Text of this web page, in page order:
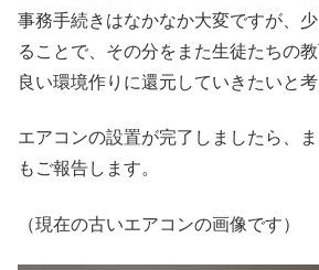
事務手続きはなかなか大変ですが、
ることで、その分をまた生徒たちの
良い環境作りに還元していきたいと考
エアコンの設置が完了しましたら、
もご報告します。
（現在の古いエアコンの画像です）